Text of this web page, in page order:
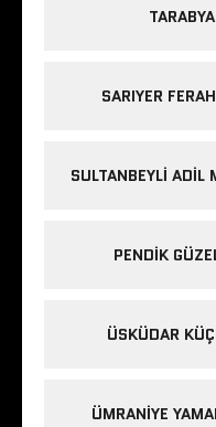
SARIYER
SULTANBEYLI ADIL
PENDIK
ÜSKÜDAR
ÜMRANIYE